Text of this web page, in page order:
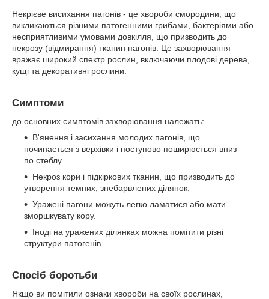
Некрієве висихання пагонів - це хвороби смородини, що
викликаються різними патогенними грибами, бактеріями або
несприятливими умовами довкілля, що призводить до
некрозу (відмирання) тканин пагонів. Це захворювання
вражає широкий спектр рослин, включаючи плодові дерева,
кущі та декоративні рослини.
Симптоми
до основних симптомів захворювання належать:
В'янення і засихання молодих пагонів, що
починається з верхівки і поступово поширюється вниз
по стеблу.
Некроз кори і підкіркових тканин, що призводить до
утворення темних, знебарвлених ділянок.
Уражені пагони можуть легко ламатися або мати
зморшкувату кору.
Іноді на уражених ділянках можна помітити різні
структури патогенів.
Спосіб боротьби
Якщо ви помітили ознаки хвороби на своїх рослинах,